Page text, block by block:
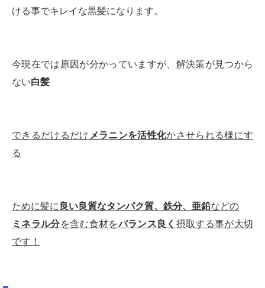
ける事でキレイな黒髪になります。
今現在では原因が分かっていますが、解決策が見つから
ない白髪
できるだけるだけ メラニンを活性化かさせられる様にす
る
ために髪に 良い良質なタンパク質、鉄分、亜鉛などの
ミネラル分を含む食材をバランス良く 摂取する事が大切
です！